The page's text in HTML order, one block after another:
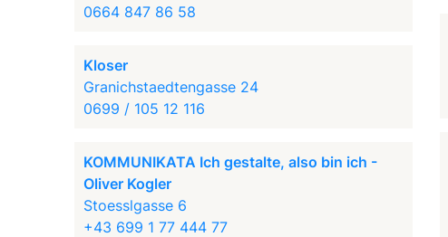
0664 847 86 58
Kloser
Granichstaedtengasse 24
0699 / 105 12 116
KOMMUNIKATA Ich gestalte, also bin ich -
Oliver Kogler
Stoesslgasse 6
+43 699 1 77 444 77